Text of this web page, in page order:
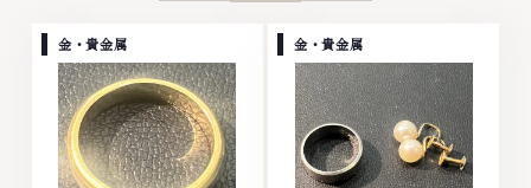
さい。TEL: 0120-959-764営
業時間: 10:00～19:00定休日: 年
中無休
さい。TEL: 0120-959-764営
業時間: 10:00～19:00定休日: 年
中無休
金・貴金属 金・貴金属